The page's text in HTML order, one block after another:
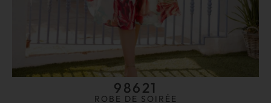
98621
ROBE DE SOIRÉE